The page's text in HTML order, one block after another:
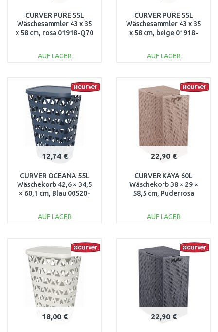
CURVER PURE 55L
Wäschesammler 43 x 35
x 58 cm, rosa 01918-Q70
AUF LAGER
Vergleichen
CURVER PURE 55L
Wäschesammler 43 x 35
x 58 cm, beige 01918-
AUF LAGER
Vergleichen
12,74 €
CURVER OCEANA 55L
Wäschekorb 42,6 × 34,5
× 60,1 cm, Blau 00520-
AUF LAGER
Vergleichen
22,90 €
CURVER KAYA 60L
Wäschekorb 38 × 29 ×
58,5 cm, Puderrosa
AUF LAGER
Vergleichen
18,00 € 22,90 €